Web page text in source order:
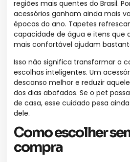
regiões mais quentes do Brasil.
acessórios ganham ainda mais
épocas do ano. Tapetes
capacidade de água e itens que
mais confortável ajudam
Isso não significa transformar a
escolhas inteligentes. Um
descanso melhor e reduzir
dos dias abafados. Se o pet
de casa, esse cuidado pesa
dele.
Como escolher
compra